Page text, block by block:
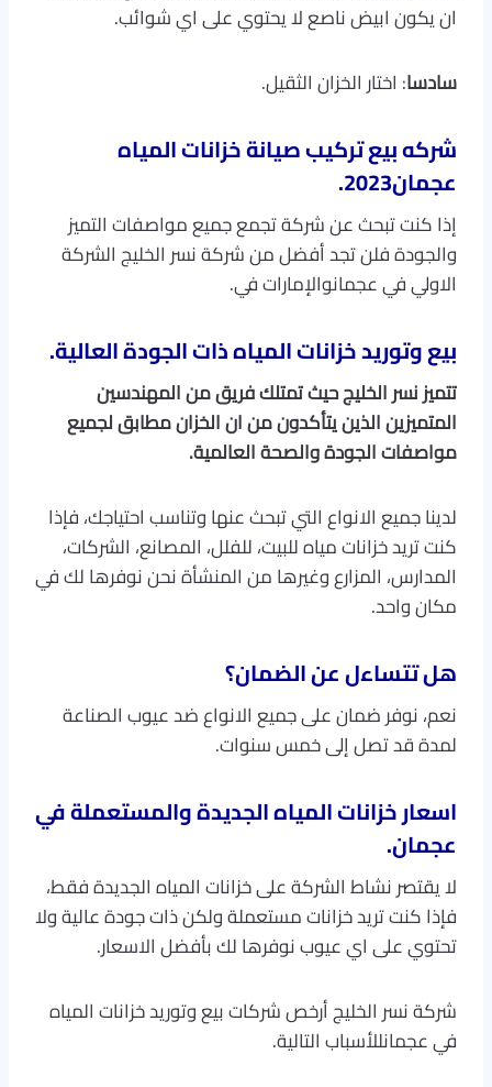
ان يكون ابيض ناصع لا يحتوي على اي شوائب.
سادسا: اختار الخزان الثقيل.
شركه بيع تركيب صيانة خزانات المياه
عجمان2023
.
إذا كنت تبحث عن شركة تجمع جميع مواصفات التميز
والجودة فلن تجد أفضل من شركة نسر الخليج الشركة
الاولي في عجمانوالإمارات في.
بيع وتوريد خزانات المياه ذات الجودة العالية.
تتميز نسر الخليج حيث تمتلك فريق من المهندسين
المتميزين الذين يتأكدون من ان الخزان مطابق لجميع
مواصفات الجودة والصحة العالمية.
لدينا جميع الانواع التي تبحث عنها وتناسب احتياجك، فإذا
كنت تريد خزانات مياه للبيت، للفلل، المصانع، الشركات،
المدارس، المزارع وغيرها من المنشأة نحن نوفرها لك في
مكان واحد.
هل تتساءل عن الضمان؟
نعم، نوفر ضمان على جميع الانواع ضد عيوب الصناعة
لمدة قد تصل إلى خمس سنوات.
اسعار خزانات المياه الجديدة والمستعملة في
عجمان.
لا يقتصر نشاط الشركة على خزانات المياه الجديدة فقط،
فإذا كنت تريد خزانات مستعملة ولكن ذات جودة عالية ولا
تحتوي على اي عيوب نوفرها لك بأفضل الاسعار.
شركة نسر الخليج أرخص شركات بيع وتوريد خزانات المياه
في عجمانللأسباب التالية.